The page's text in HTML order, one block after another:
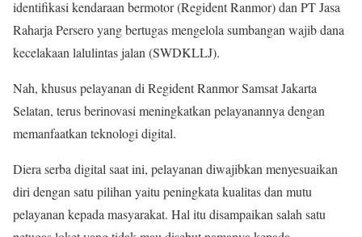
identifikasi kendaraan bermotor (Regident Ranmor) dan PT Jasa
Raharja Persero yang bertugas mengelola sumbangan wajib dana
kecelakaan lalulintas jalan (SWDKLLJ).
Nah, khusus pelayanan di Regident Ranmor Samsat Jakarta
Selatan, terus berinovasi meningkatkan pelayanannya dengan
memanfaatkan teknologi digital.
Diera serba digital saat ini, pelayanan diwajibkan menyesuaikan
diri dengan satu pilihan yaitu peningkata kualitas dan mutu
pelayanan kepada masyarakat. Hal itu disampaikan salah satu